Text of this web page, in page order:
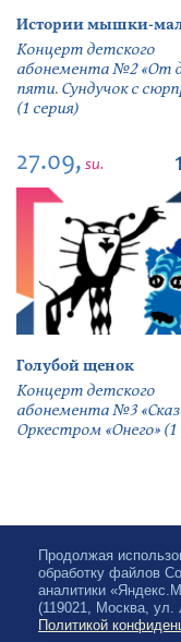
Истории мышки-
Концерт детского
абонемента №2 «От
пяти. Сундучок с
(1 серия)
27.09, su.
Голубой щенок
Концерт детского
абонемента №3
Оркестром «Онего» (1
Продолжая
обработку файлов
аналитики
(119021, Москва, ул.
Политикой